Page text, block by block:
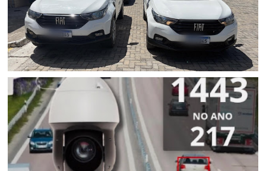
POLICIAL
Polícia Civil apreende picape clonada em Senhor do
Bonfim (BA)